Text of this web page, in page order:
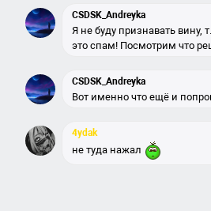
CSDSK_Andreyka
Я не буду признавать вину,
это спам! Посмотрим что
CSDSK_Andreyka
Вот именно что ещё и
4ydak
не туда нажал